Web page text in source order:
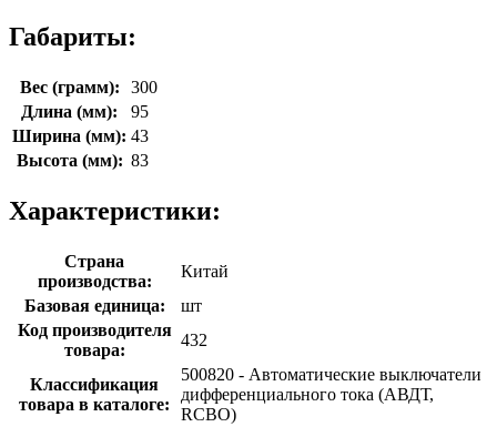
Габариты:
Вес (грамм):
300
Длина (мм):
95
Ширина (мм): 43
Высота (мм): 83
Характеристики:
Страна
производства:
Китай
Базовая единица:
шт
Код производителя
товара:
432
Классификация
товара в каталоге:
500820 - Автоматические выключатели
дифференциального тока (АВДТ,
RCBO)